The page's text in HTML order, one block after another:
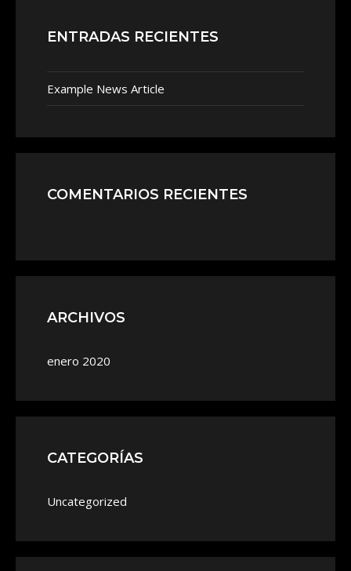
ENTRADAS RECIENTES
Example News Article
COMENTARIOS RECIENTES
ARCHIVOS
enero 2020
CATEGORÍAS
Uncategorized